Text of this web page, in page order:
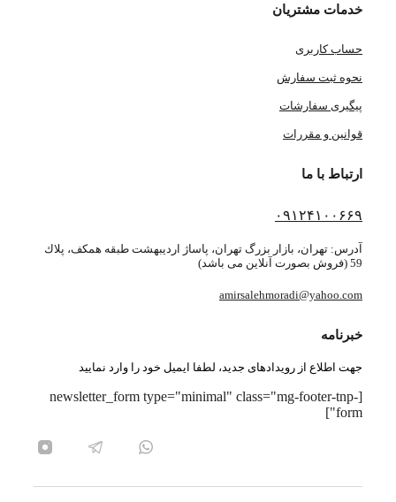
خدمات مشتریان
حساب کاربری
نحوه ثبت سفارش
پیگیری سفارشات
قوانین و مقررات
ارتباط با ما
۰۹۱۲۴۱۰۰۶۶۹
آدرس: تهران، بازار بزرگ تهران، پاساژ ارديبهشت طبقه همكف، پلاك
59 (فروش بصورت آنلاین می باشد)
amirsalehmoradi@yahoo.com
خبرنامه
جهت اطلاع از رویدادهای جدید، لطفا ایمیل خود را وارد نمایید
[newsletter_form type="minimal" class="mg-footer-tnp-
form"]